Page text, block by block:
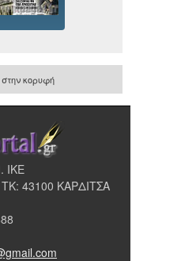
κορυφή
ΙΚΕ
43100 ΚΑΡΔΙΤΣΑ